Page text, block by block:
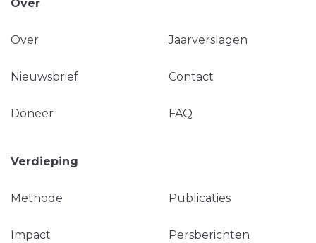
Over
Over Jaarverslagen
Nieuwsbrief Contact
Doneer FAQ
Verdieping
Methode Publicaties
Impact Persberichten